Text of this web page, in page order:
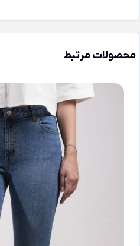
محصولات مرتبط